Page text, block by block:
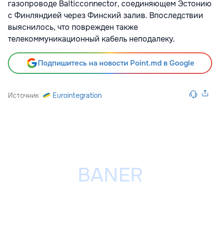
газопроводе Balticconnector, соединяющем Эстонию
с Финляндией через Финский залив. Впоследствии
выяснилось, что поврежден также
телекоммуникационный кабель неподалеку.
Подпишитесь на новости Point.md в Google
Источник Eurointegration